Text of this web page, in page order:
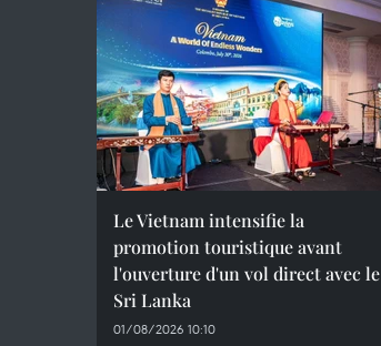
Le Vietnam intensifie la
promotion touristique avant
l'ouverture d'un vol direct avec le
Sri Lanka
01/08/2026 10:10